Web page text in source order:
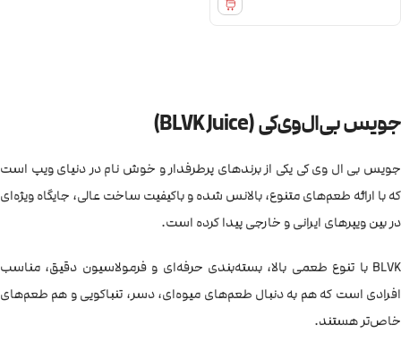
جویس بی‌ال‌وی‌کی (BLVK Juice)
جویس بی ال وی کی یکی از برندهای پرطرفدار و خوش نام در دنیای ویپ است
که با ارائه طعم‌های متنوع، بالانس شده و باکیفیت ساخت عالی، جایگاه ویژه‌ای
در بین ویپرهای ایرانی و خارجی پیدا کرده است.
BLVK با تنوع طعمی بالا، بسته‌بندی حرفه‌ای و فرمولاسیون دقیق، مناسب
افرادی است که هم به دنبال طعم‌های میوه‌ای، دسر، تنباکویی و هم طعم‌های
خاص‌تر هستند.